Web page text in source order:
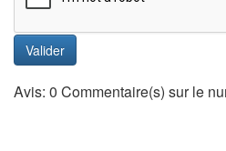
Valider
Avis: 0 Commentaire(s) sur le